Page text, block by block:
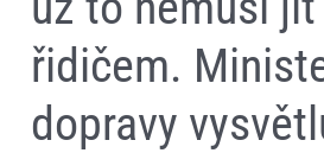
řidičem.
dopravy